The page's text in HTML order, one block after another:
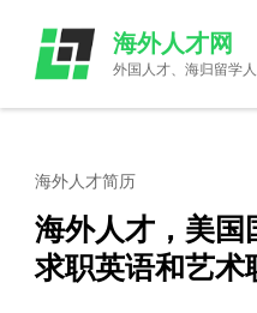
content
(Press
海外人才网
外国人才、海归留学
海外人才简历
海外人才，美国
求职英语和艺术